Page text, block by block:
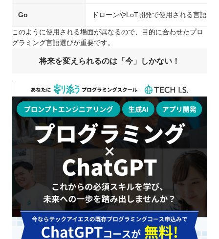
Go ドローンやLoT開発で使用される言語
このように使用される場面が異なるので、目的に合わせたプロ
グラミング言語選びが重要です。
将来を変えられるのは「今」しかない！